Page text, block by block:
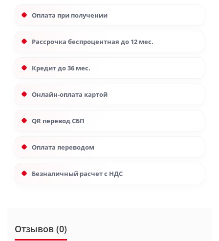
Оплата при получении
Рассрочка беспроцентная до 12 мес.
Кредит до 36 мес.
Онлайн-оплата картой
QR перевод СБП
Оплата переводом
Безналичный расчет с НДС
Отзывов (0)